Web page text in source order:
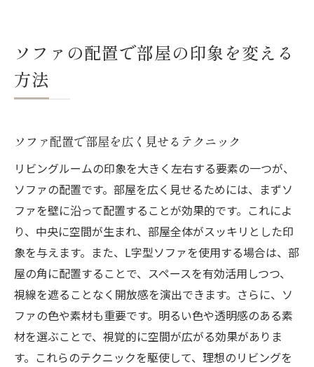
ソファの配置で部屋の印象を変える
方法
ソファ配置で部屋を広く見せるテクニック
リビングルームの印象を大きく左右する要素の一つが、
ソファの配置です。部屋を広く見せるためには、まずソ
ファを壁に沿って配置することが効果的です。これによ
り、中央に空間が生まれ、部屋全体がスッキリとした印
象を与えます。また、L字型ソファを使用する場合は、部
屋の角に配置することで、スペースを有効活用しつつ、
視線を遮ることなく開放感を演出できます。さらに、ソ
ファの色や素材も重要です。明るい色や透明感のある素
材を選ぶことで、視覚的に空間が広がる効果がありま
す。これらのテクニックを駆使して、理想のリビングを